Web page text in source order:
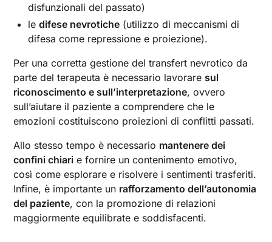
disfunzionali del passato)
ledifese nevrotiche (utilizzo di meccanismi di
difesa come repressione e proiezione).
Per una corretta gestione del transfert nevrotico da
parte del terapeuta è necessario lavorare sul
riconoscimento e sull’interpretazione, ovvero
sull’aiutare il paziente a comprendere che le
emozioni costituiscono proiezioni di conflitti passati.
Allo stesso tempo è necessario mantenere dei
confini chiari e fornire un contenimento emotivo,
così come esplorare e risolvere i sentimenti trasferiti.
Infine, è importante un rafforzamento dell’autonomia
del paziente, con la promozione di relazioni
maggiormente equilibrate e soddisfacenti.